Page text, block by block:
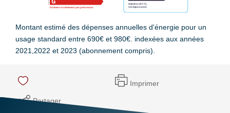
Montant estimé des dépenses annuelles d'énergie pour un
usage standard entre 690€ et 980€. indexées aux années
2021,2022 et 2023 (abonnement compris).
Imprimer
Partager